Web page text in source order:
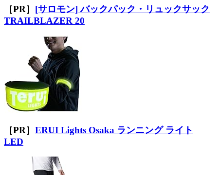
［PR］ [サロモン] バックパック・リュックサック
TRAILBLAZER 20
［PR］ ERUI Lights Osaka ランニング ライト
LED